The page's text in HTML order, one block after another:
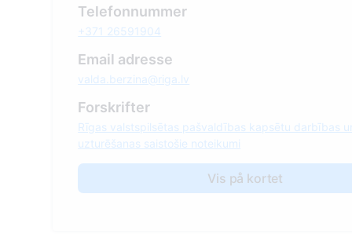
Telefonnummer
+371 26591904
Email adresse
valda.berzina@riga.lv
Forskrifter
Rīgas valstspilsētas pašvaldības kapsētu darbības
uzturēšanas saistošie noteikumi
Vis på kortet